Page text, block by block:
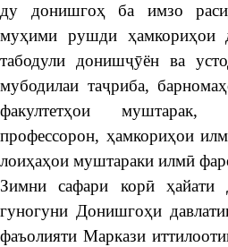
ду донишгоҳ ба имзо
муҳими рушди ҳамкориҳои
табодули донишҷӯён ва
мубодилаи таҷриба,
факултетҳои муштарак,
профессорон, ҳамкориҳои
лоиҳаҳои муштараки илмӣ
Зимни сафари корӣ
гуногуни Донишгоҳи
фаъолияти Маркази